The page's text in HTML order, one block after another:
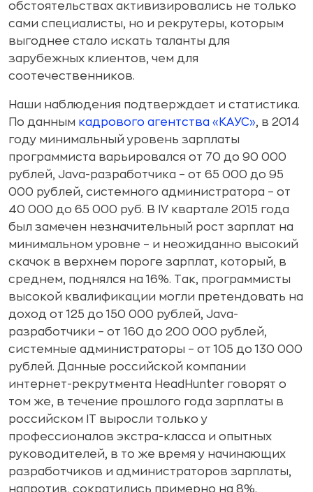
обстоятельствах активизировались не только
сами специалисты, но и рекрутеры, которым
выгоднее стало искать таланты для
зарубежных клиентов, чем для
соотечественников.
Наши наблюдения подтверждает и статистика.
По данным кадрового агентства «КАУС», в 2014
году минимальный уровень зарплаты
программиста варьировался от 70 до 90 000
рублей, Java-разработчика – от 65 000 до 95
000 рублей, системного администратора – от
40 000 до 65 000 руб. В IV квартале 2015 года
был замечен незначительный рост зарплат на
минимальном уровне – и неожиданно высокий
скачок в верхнем пороге зарплат, который, в
среднем, поднялся на 16%. Так, программисты
высокой квалификации могли претендовать на
доход от 125 до 150 000 рублей, Java-
разработчики – от 160 до 200 000 рублей,
системные администраторы – от 105 до 130 000
рублей. Данные российской компании
интернет-рекрутмента HeadHunter говорят о
том же, в течение прошлого года зарплаты в
российском IT выросли только у
профессионалов экстра-класса и опытных
руководителей, в то же время у начинающих
разработчиков и администраторов зарплаты,
напротив, сократились примерно на 8%.